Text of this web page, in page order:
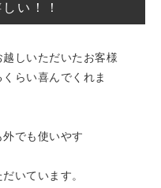
い！！
しいただいたお客様
らい喜んでくれま
外でも使いやす
いています。